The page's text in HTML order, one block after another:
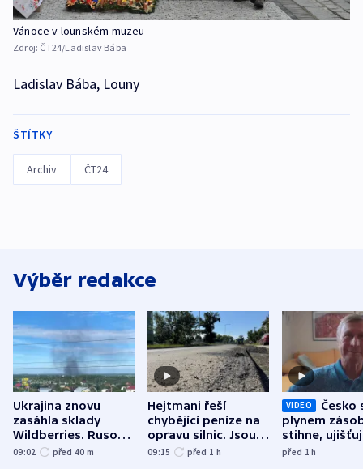
Vánoce v lounském muzeu
Zdroj: ČT24/Ladislav Bába
Ladislav Bába, Louny
ŠTÍTKY
Archiv ČT24
Výběr redakce
Ukrajina znovu
zasáhla sklady
Wildberries. Rusové
útočili v Charkovské
09:02 před 40 m
Hejtmani řeší
chybějící peníze na
opravu silnic. Jsou
nenárokové, namítá
09:15 před 1 h
VIDEO
Česko
plynem
stihne,
expert.
před 1h